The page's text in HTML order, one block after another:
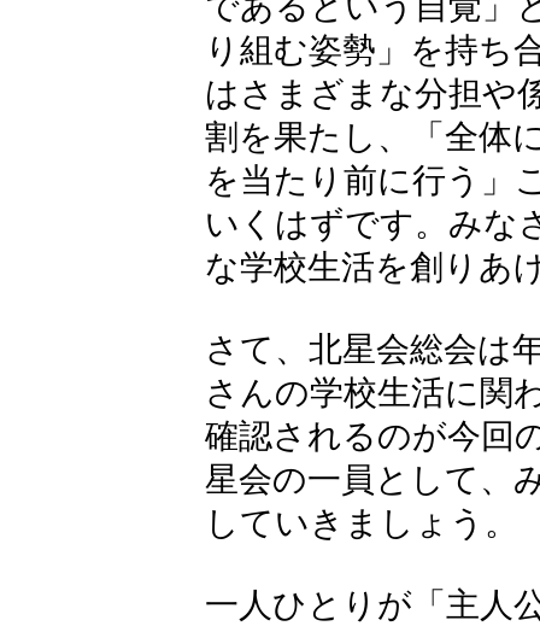
り組む姿勢」を持ち
はさまざまな分担や
割を果たし、「全体
を当たり前に行う」
いくはずです。みな
な学校生活を創り
さて、北星会総会は
さんの学校生活に関
確認されるのが今回
星会の一員として、
していきましょう。
一人ひとりが「主